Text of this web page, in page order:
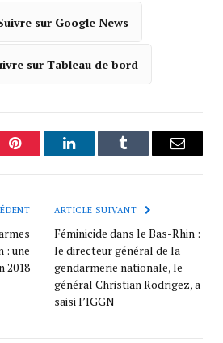
sur Google News
sur Tableau de bord
Pinterest LinkedInTumblr
: une
2018
ARTICLE SUIVANT
Féminicide dans le Bas-Rhin :
le directeur général de la
gendarmerie nationale, le
général Christian Rodrigez, a
saisi l’IGGN